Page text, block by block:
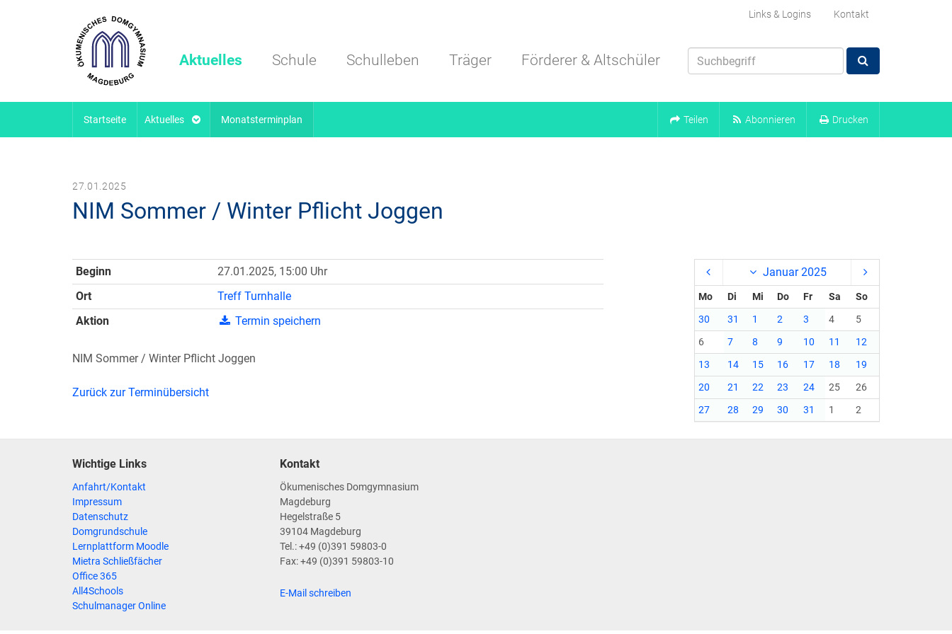
Links & Logins Kontakt
Aktuelles Schule Schulleben Träger Förderer & Altschüler
Startseite Aktuelles Monatsterminplan Teilen Abonnieren Drucken
27.01.2025
NIM Sommer / Winter Pflicht Joggen
Beginn
27.01.2025, 15:00 Uhr
Ort
Treff Turnhalle
Aktion
Termin speichern
NIM Sommer / Winter Pflicht Joggen
Zurück zur Terminübersicht
Januar 2025
Mo Di Mi Do Fr Sa
So
30
31 1 2 3 4
5
6
7 8 9 10 11
12
13
14 15 16 17 18
19
20
21 22 23 24 25
26
27
28 29 30 31 1 2
Wichtige Links
Anfahrt/Kontakt
Impressum
Datenschutz
Domgrundschule
Lernplattform Moodle
Mietra Schließfächer
Office 365
All4Schools
Schulmanager Online
Kontakt
Ökumenisches Domgymnasium
Magdeburg
Hegelstraße 5
39104 Magdeburg
Tel.: +49 (0)391 59803-0
Fax: +49 (0)391 59803-10
E-Mail schreiben